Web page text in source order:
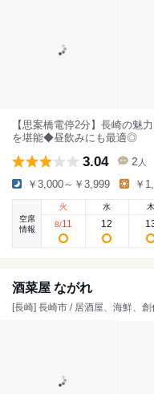
【思案橋電停2分】長崎の魅
を堪能◆昼飲みにも最適◎
3.04 2 人
￥3,000～￥3,999 ￥
空席
情報
火
8/11
水
12
木
酒菜屋 ながれ
[長崎] 長崎市 / 居酒屋、海鮮、創